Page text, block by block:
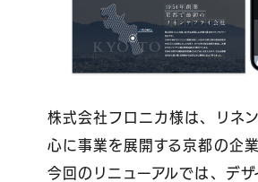
株式会社フロニカ様は、リネ
心に事業を展開する京都の企業
今回のリニューアルでは、デザ